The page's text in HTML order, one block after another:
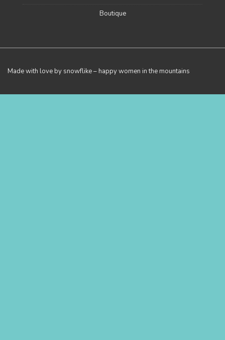
Boutique
Made with love by snowflike – happy women in the mountains